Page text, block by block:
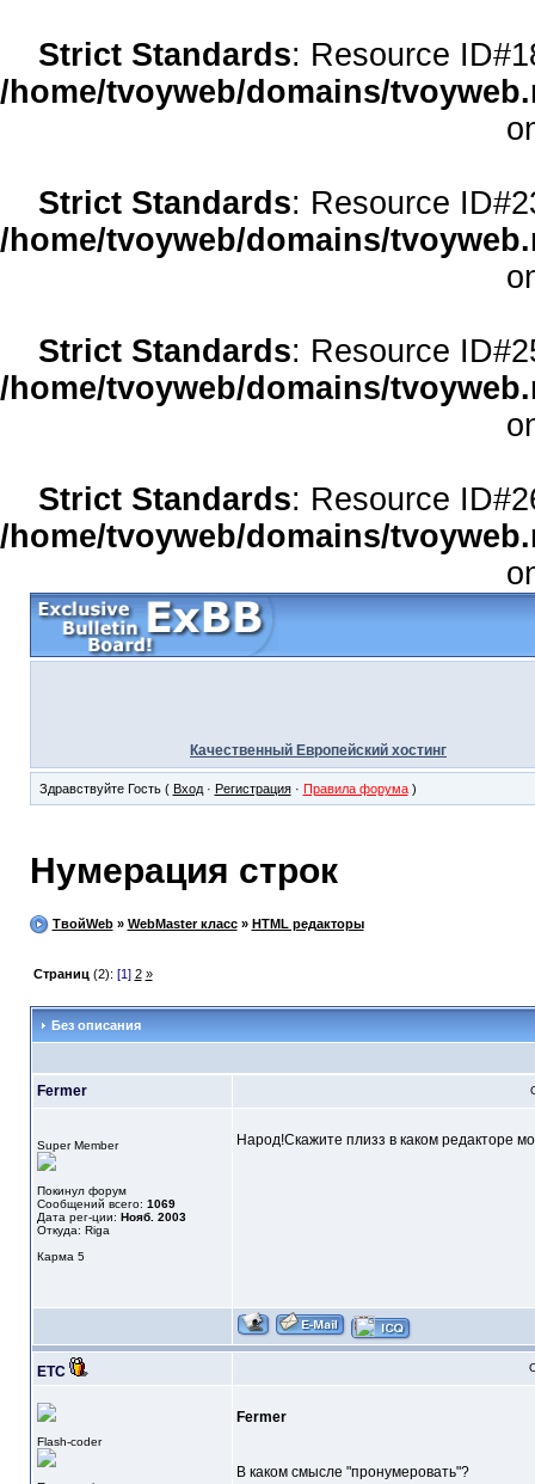
Strict Standards: Resource
/home/tvoyweb/domains/
Strict Standards: Resource
/home/tvoyweb/domains/
Strict Standards: Resource
/home/tvoyweb/domains/
Strict Standards: Resource
/home/tvoyweb/domains/
Качественный Европейский хостинг
Здравствуйте Гость ( Вход· Регистрация· Правила форума)
Нумерация строк
ТвойWeb» WebMaster класс» HTML редакторы
Страниц (2): [1] 2 »
Без описания
Fermer
Super Member
Покинул форум
Сообщений всего: 1069
Дата рег-ции: Нояб. 2003
Откуда: Riga
Карма 5
Народ!Скажите плизз в каком редакторе
ETC
Flash-coder
Fermer
В каком смысле "пронумеровать"?